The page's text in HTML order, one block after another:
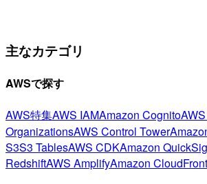
主なカテゴリ
AWSで探す
AWS特集AWS IAMAmazon Cognito
OrganizationsAWS Control Tower
S3S3 TablesAWS CDKAmazon
RedshiftAWS AmplifyAmazon CloudFront